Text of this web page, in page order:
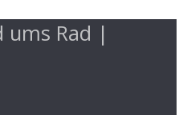
ums Rad |